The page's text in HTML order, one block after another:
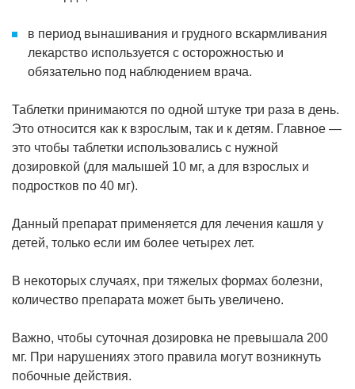
в период вынашивания и грудного вскармливания
лекарство используется с осторожностью и
обязательно под наблюдением врача.
Таблетки принимаются по одной штуке три раза в день.
Это относится как к взрослым, так и к детям. Главное —
это чтобы таблетки использовались с нужной
дозировкой (для малышей 10 мг, а для взрослых и
подростков по 40 мг).
Данный препарат применяется для лечения кашля у
детей, только если им более четырех лет.
В некоторых случаях, при тяжелых формах болезни,
количество препарата может быть увеличено.
Важно, чтобы суточная дозировка не превышала 200
мг. При нарушениях этого правила могут возникнуть
побочные действия.